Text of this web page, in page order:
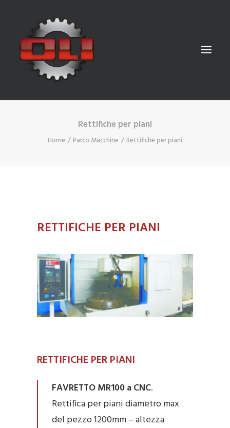
LAVORAZIONI
Rettifiche per piani
Home Parco Macchine Rettifiche per piani
RETTIFICHE PER PIANI
RETTIFICHE PER PIANI
FAVRETTO MR100 a CNC.
Rettifica per piani diametro max
del pezzo 1200mm – altezza